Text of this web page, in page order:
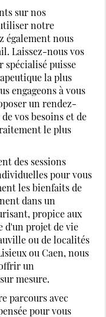
sur nos
notre
également nous
Laissez-nous vos
spécialisé puisse
la plus
engageons à vous
un rendez-
vos besoins et de
le plus
des sessions
pour vous
les bienfaits de
dans un
propice aux
d'un projet de vie
ou de localités
ou Caen, nous
un
mesure.
parcours avec
pour vous